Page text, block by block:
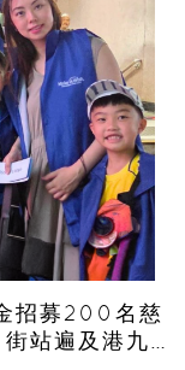
招募200名慈
站遍及港九